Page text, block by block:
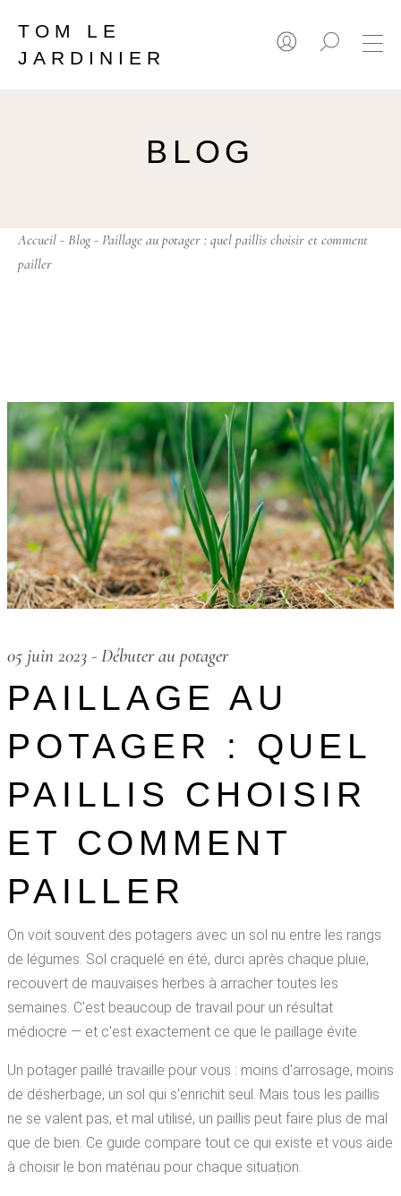
TOM LE
JARDINIER
BLOG
Accueil - Blog - Paillage au potager : quel paillis choisir et comment
pailler
05 juin 2023 - Débuter au potager
PAILLAGE AU
POTAGER : QUEL
PAILLIS CHOISIR
ET COMMENT
PAILLER
On voit souvent des potagers avec un sol nu entre les rangs
de légumes. Sol craquelé en été, durci après chaque pluie,
recouvert de mauvaises herbes à arracher toutes les
semaines. C'est beaucoup de travail pour un résultat
médiocre — et c'est exactement ce que le paillage évite.
Un potager paillé travaille pour vous : moins d'arrosage, moins
de désherbage, un sol qui s'enrichit seul. Mais tous les paillis
ne se valent pas, et mal utilisé, un paillis peut faire plus de mal
que de bien. Ce guide compare tout ce qui existe et vous aide
à choisir le bon matériau pour chaque situation.